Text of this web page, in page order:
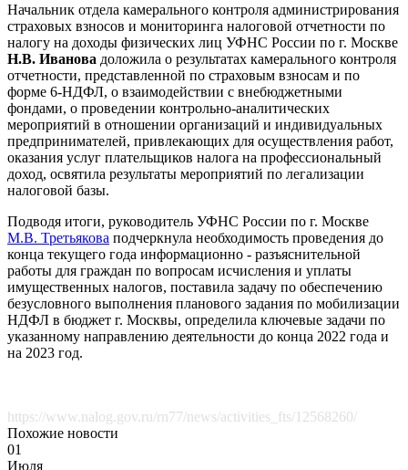
Начальник отдела камерального контроля администрирования
страховых взносов и мониторинга налоговой отчетности по
налогу на доходы физических лиц УФНС России по г. Москве
Н.В. Иванова доложила о результатах камерального контроля
отчетности, представленной по страховым взносам и по
форме 6-НДФЛ, о взаимодействии с внебюджетными
фондами, о проведении контрольно-аналитических
мероприятий в отношении организаций и индивидуальных
предпринимателей, привлекающих для осуществления работ,
оказания услуг плательщиков налога на профессиональный
доход, освятила результаты мероприятий по легализации
налоговой базы.
Подводя итоги, руководитель УФНС России по г. Москве
М.В. Третьякова подчеркнула необходимость проведения до
конца текущего года информационно - разъяснительной
работы для граждан по вопросам исчисления и уплаты
имущественных налогов, поставила задачу по обеспечению
безусловного выполнения планового задания по мобилизации
НДФЛ в бюджет г. Москвы, определила ключевые задачи по
указанному направлению деятельности до конца 2022 года и
на 2023 год.
https://www.nalog.gov.ru/rn77/news/activities_fts/12568260/
Похожие новости
01
Июля